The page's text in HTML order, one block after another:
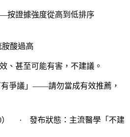
按證據強度從高到低排序
酸過高
、甚至可能有害，不建議。
爭議」——請勿當成有效推薦，
） · 發布狀態：主流醫學「不建